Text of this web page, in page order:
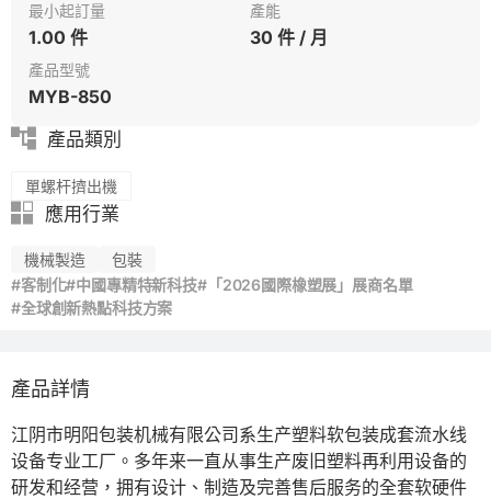
最小起訂量
1.00 件
產能
30 件 / 月
產品型號
MYB-850
產品類別
單螺杆擠出機
應用行業
機械製造
包裝
#客制化#中國專精特新科技#「2026國際橡塑展」展商名單
#全球創新熱點科技方案
產品詳情
江阴市明阳包装机械有限公司系生产塑料软包装成套流水线
设备专业工厂。多年来一直从事生产废旧塑料再利用设备的
研发和经营，拥有设计、制造及完善售后服务的全套软硬件